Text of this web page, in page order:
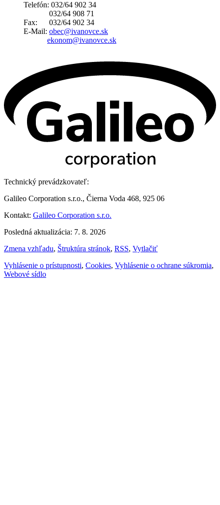
Telefón: 032/64 902 34
032/64 908 71
Fax: 032/64 902 34
E-Mail: obec@ivanovce.sk
ekonom@ivanovce.sk
Technický prevádzkovateľ:
Galileo Corporation s.r.o., Čierna Voda 468, 925 06
Kontakt: Galileo Corporation s.r.o.
Posledná aktualizácia: 7. 8. 2026
Zmena vzhľadu, Štruktúra stránok, RSS, Vytlačiť
Vyhlásenie o prístupnosti, Cookies, Vyhlásenie o ochrane súkromia,
Webové sídlo